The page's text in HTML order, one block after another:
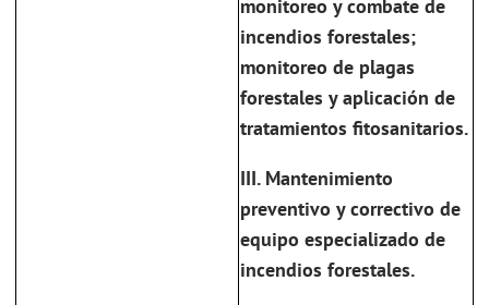
monitoreo y combate de
incendios forestales;
monitoreo de plagas
forestales y aplicación de
tratamientos fitosanitarios.
III. Mantenimiento
preventivo y correctivo de
equipo especializado de
incendios forestales.